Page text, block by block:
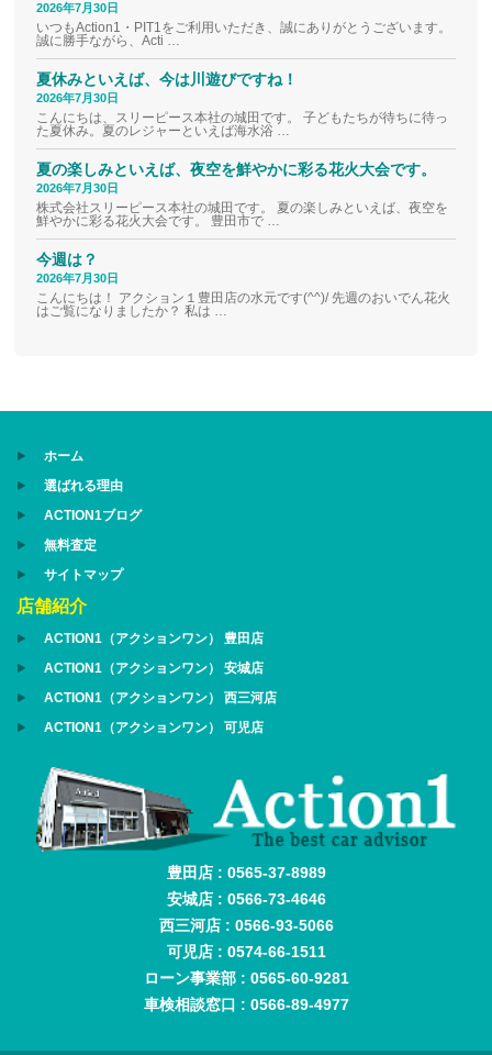
2026年7月30日
いつもAction1・PIT1をご利用いただき、誠にありがとうございます。
誠に勝手ながら、Acti …
夏休みといえば、今は川遊びですね！
2026年7月30日
こんにちは、スリーピース本社の城田です。 子どもたちが待ちに待っ
た夏休み。夏のレジャーといえば海水浴 …
夏の楽しみといえば、夜空を鮮やかに彩る花火大会です。
2026年7月30日
株式会社スリーピース本社の城田です。 夏の楽しみといえば、夜空を
鮮やかに彩る花火大会です。 豊田市で …
今週は？
2026年7月30日
こんにちは！ アクション１豊田店の水元です(^^)/ 先週のおいでん花火
はご覧になりましたか？ 私は …
ホーム
選ばれる理由
ACTION1ブログ
無料査定
サイトマップ
店舗紹介
ACTION1（アクションワン） 豊田店
ACTION1（アクションワン） 安城店
ACTION1（アクションワン） 西三河店
ACTION1（アクションワン） 可児店
豊田店 : 0565-37-8989
安城店 : 0566-73-4646
西三河店 : 0566-93-5066
可児店 : 0574-66-1511
ローン事業部 : 0565-60-9281
車検相談窓口 : 0566-89-4977